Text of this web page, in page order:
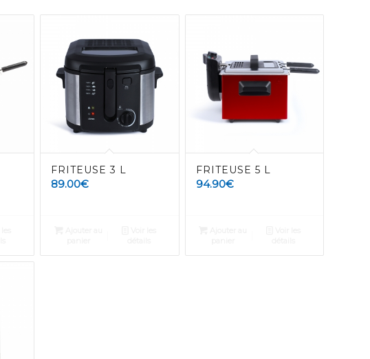
FRITEUSE 3 L
89.00€
FRITEUSE 5 L
94.90€